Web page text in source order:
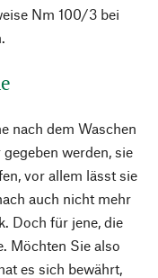
Nm 100/3 bei
nach dem Waschen
werden, sie
vor allem lässt sie
auch nicht mehr
Doch für jene, die
Möchten Sie also
es sich bewährt,